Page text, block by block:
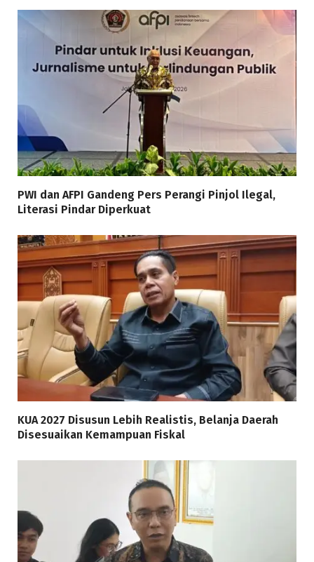
PWI dan AFPI Gandeng Pers Perangi Pinjol Ilegal,
Literasi Pindar Diperkuat
KUA 2027 Disusun Lebih Realistis, Belanja Daerah
Disesuaikan Kemampuan Fiskal